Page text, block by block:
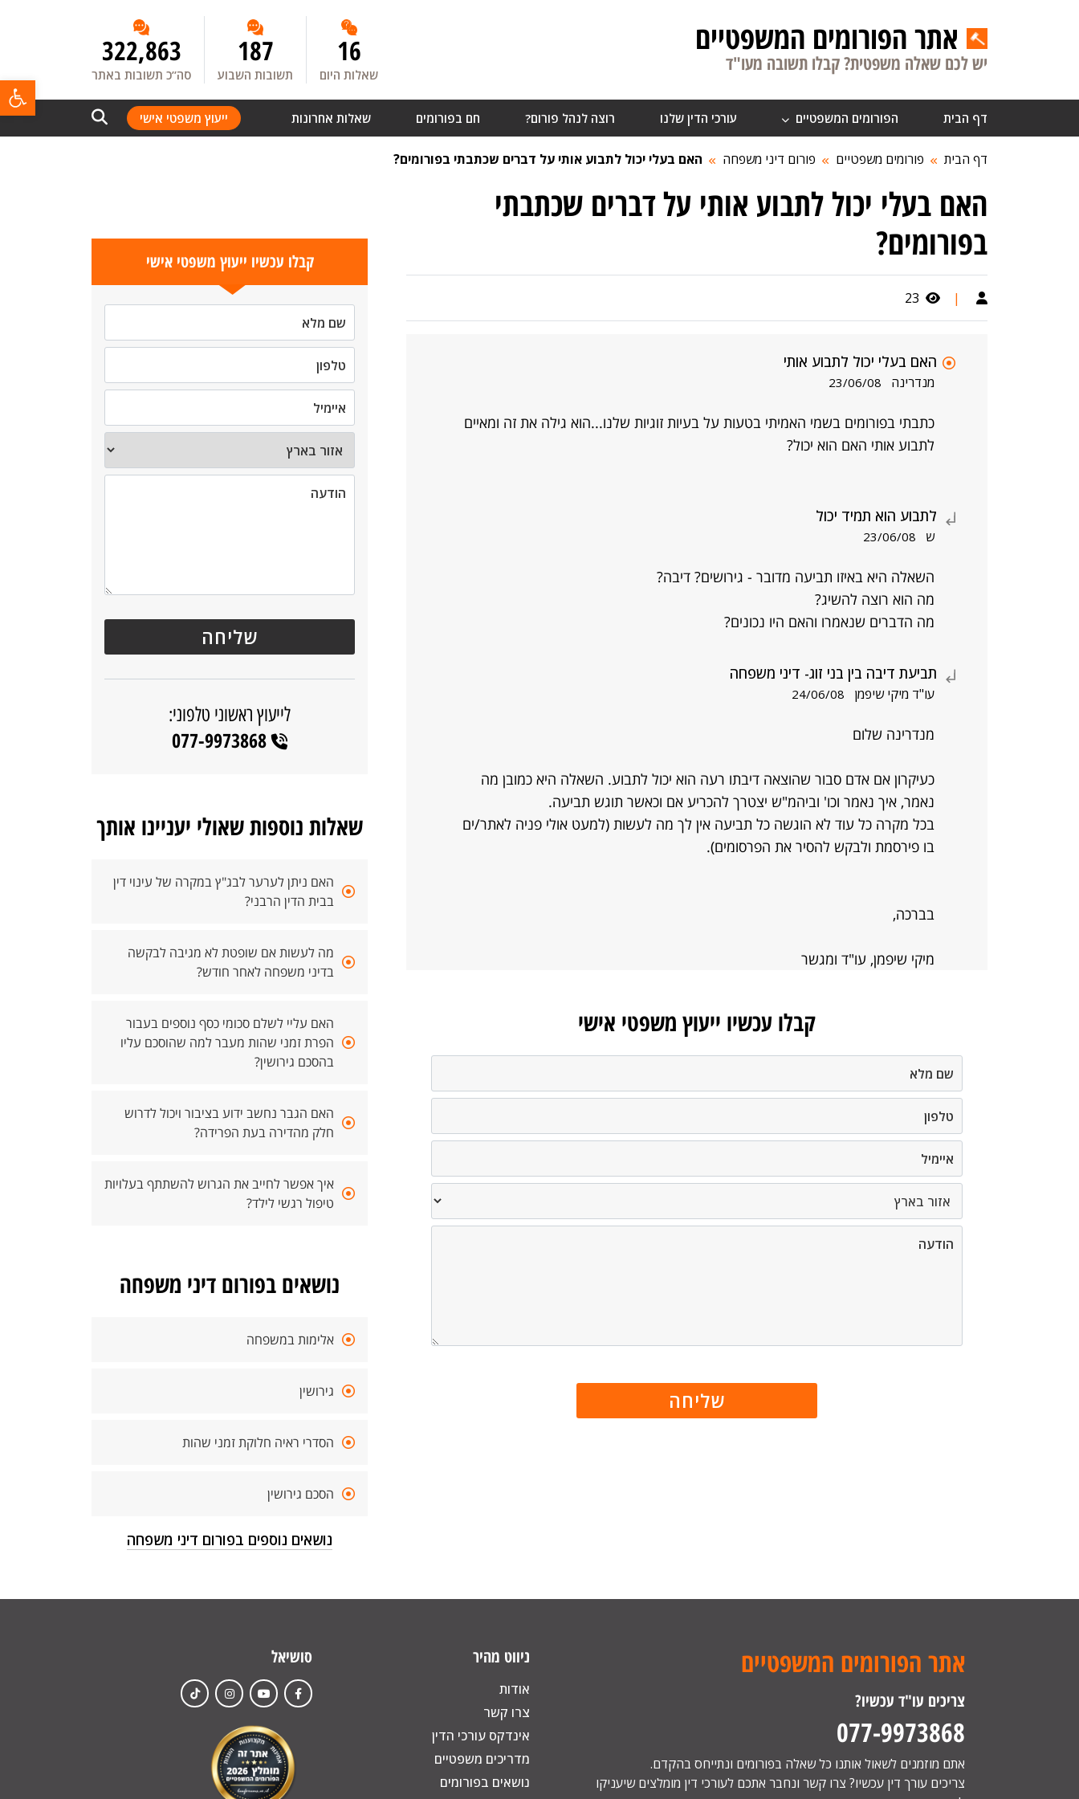
אתר הפורומים המשפטיים
יש לכם שאלה משפטית? קבלו תשובה מעו"ד 16
שאלות היום
187
תשובות השבוע
322,863
סה”כ תשובות באתר
דף הבית הפורומים המשפטיים עורכי הדין שלנו רוצה לנהל פורום? חם בפורומים שאלות אחרונות ייעוץ משפטי אישי
דף הבית פורומים משפטיים פורום דיני משפחה האם בעלי יכול לתבוע אותי על דברים שכתבתי בפורומים?
האם בעלי יכול לתבוע אותי על דברים שכתבתי
בפורומים?
|
23
האם בעלי יכול לתבוע אותי
מנדרינה 23/06/08
כתבתי בפורומים בשמי האמיתי בטעות על בעיות זוגיות שלנו...הוא גילה את זה ומאיים
לתבוע אותי האם הוא יכול?
לתבוע הוא תמיד יכול
ש 23/06/08
השאלה היא באיזו תביעה מדובר - גירושים? דיבה?
מה הוא רוצה להשיג?
מה הדברים שנאמרו והאם היו נכונים?
תביעת דיבה בין בני זוג- דיני משפחה
עו"ד מיקי שיפמן 24/06/08
מנדרינה שלום
כעיקרון אם אדם סבור שהוצאה דיבתו רעה הוא יכול לתבוע. השאלה היא כמובן מה
נאמר, איך נאמר וכו' וביהמ"ש יצטרך להכריע אם וכאשר תוגש תביעה.
בכל מקרה כל עוד לא הוגשה כל תביעה אין לך מה לעשות (למעט אולי פניה לאתר/ים
בו פירסמת ולבקש להסיר את הפרסומים).
בברכה,
מיקי שיפמן, עו"ד ומגשר
קבלו עכשיו ייעוץ משפטי אישי
קבלו עכשיו ייעוץ משפטי אישי
לייעוץ ראשוני טלפוני:
077-9973868
שאלות נוספות שאולי יעניינו אותך
האם ניתן לערער לבג"ץ במקרה של עינוי דין
בבית הדין הרבני?
מה לעשות אם שופטת לא מגיבה לבקשה
בדיני משפחה לאחר חודש?
האם עליי לשלם סכומי כסף נוספים בעבור
הפרת זמני שהות מעבר למה שהוסכם עליו
בהסכם גירושין?
האם הגבר נחשב ידוע בציבור ויכול לדרוש
חלק מהדירה בעת הפרידה?
איך אפשר לחייב את הגרוש להשתתף בעלויות
טיפול רגשי לילד?
נושאים בפורום דיני משפחה
אלימות במשפחה
גירושין
הסדרי ראיה חלוקת זמני שהות
הסכם גירושין
נושאים נוספים בפורום דיני משפחה
אתר הפורומים המשפטיים
צריכים עו"ד עכשיו?
077-9973868
אתם מוזמנים לשאול אותנו כל שאלה בפורומים ונתייחס בהקדם.
צריכים עורך דין עכשיו? צרו קשר ונחבר אתכם לעורכי דין מומלצים שיעניקו
ניווט מהיר
אודות
צרו קשר
אינדקס עורכי הדין
מדריכים משפטיים
נושאים בפורומים
סושיאל